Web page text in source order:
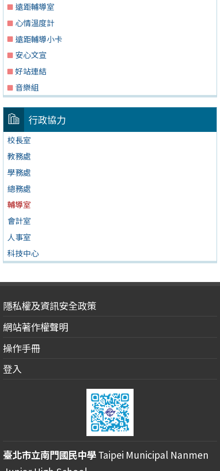
遠距輔導室
心情溫度計
遠距輔導小卡
安心文宣
好站連結
音樂組
行政協力
校長室
教務處
學務處
總務處
輔導室
會計室
人事室
科技中心
隱私權及資訊安全政策
網站著作權聲明
操作手冊
登入
臺北市立南門國民中學Taipei Municipal Nanmen